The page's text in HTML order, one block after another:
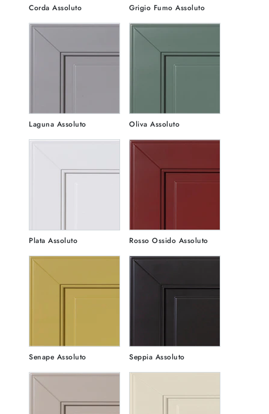
Corda Assoluto Grigio Fumo Assoluto
Laguna Assoluto Oliva Assoluto
Plata Assoluto Rosso Ossido Assoluto
Senape Assoluto Seppia Assoluto